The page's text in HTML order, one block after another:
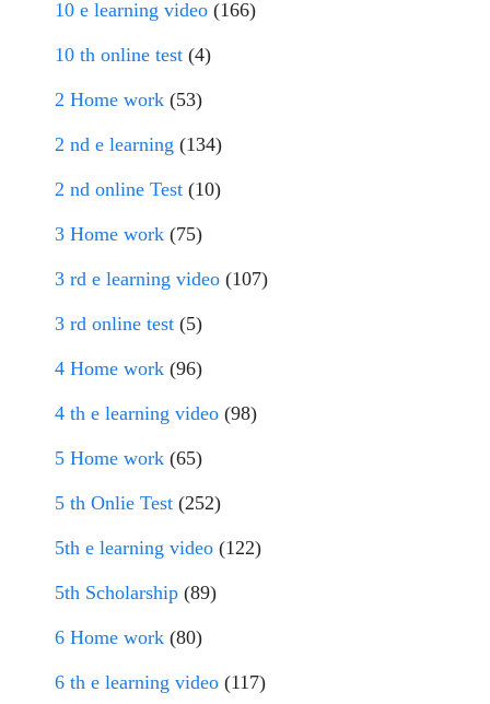
10 e learning video (166)
10 th online test (4)
2 Home work (53)
2 nd e learning (134)
2 nd online Test (10)
3 Home work (75)
3 rd e learning video (107)
3 rd online test (5)
4 Home work (96)
4 th e learning video (98)
5 Home work (65)
5 th Onlie Test (252)
5th e learning video (122)
5th Scholarship (89)
6 Home work (80)
6 th e learning video (117)